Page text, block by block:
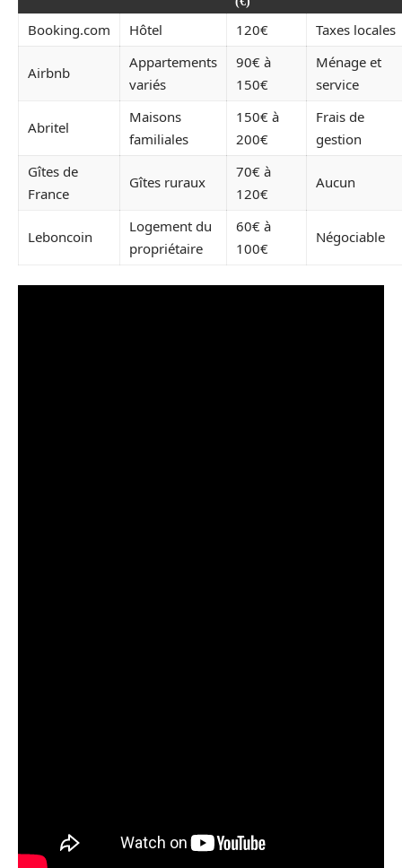
Booking.com Hôtel 120€ Taxes locales
Airbnb
Appartements
variés
90€ à
150€
Ménage et
service
Abritel
Maisons
familiales
150€ à
200€
Frais de
gestion
Gîtes de
France
Gîtes ruraux
70€ à
120€
Aucun
Leboncoin
Logement du
propriétaire
60€ à
100€
Négociable